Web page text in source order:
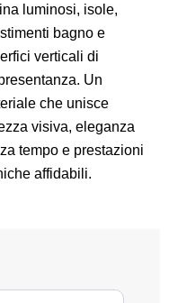
luminosi, isole,
bagno e
verticali di
Un
che unisce
visiva, eleganza
tempo e prestazioni
affidabili.